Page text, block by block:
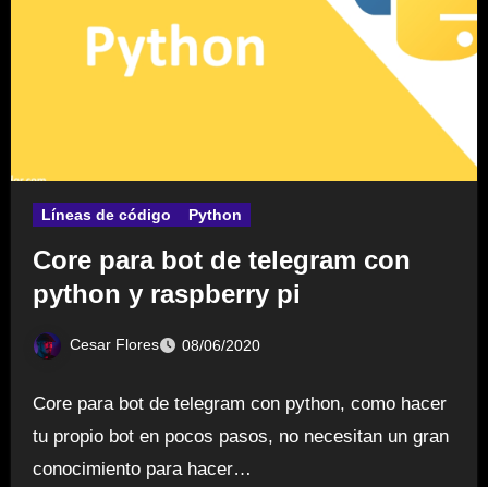
Líneas de código Python
Core para bot de telegram con
python y raspberry pi
Cesar Flores 08/06/2020
Core para bot de telegram con python, como hacer
tu propio bot en pocos pasos, no necesitan un gran
conocimiento para hacer…